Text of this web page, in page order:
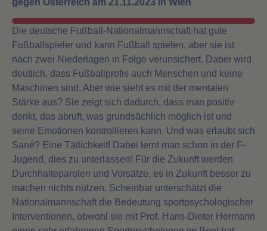
Die deutsche Fußball-Nationalmannschaft hat gute
Fußballspieler und kann Fußball spielen, aber sie ist
nach zwei Niederlagen in Folge verunsichert. Dabei wird
deutlich, dass Fußballprofis auch Menschen und keine
Maschinen sind. Aber wie sieht es mit der mentalen
Stärke aus? Sie zeigt sich dadurch, dass man positiv
denkt, das abruft, was grundsächlich möglich ist und
seine Emotionen kontrollieren kann. Und was erlaubt sich
Sané? Eine Tätlichkeit! Dabei lernt man schon in der F-
Jugend, dies zu unterlassen! Für die Zukunft werden
Durchhalteparolen und Vorsätze, es in Zukunft besser zu
machen nichts nützen. Scheinbar unterschätzt die
Nationalmannschaft die Bedeutung sportpsychologischer
Interventionen, obwohl sie mit Prof. Hans-Dieter Hermann